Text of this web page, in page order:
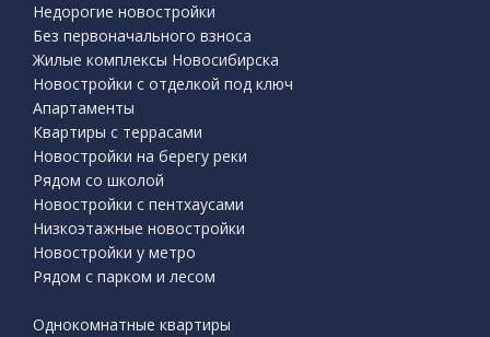
Недорогие новостройки
Без первоначального взноса
Жилые комплексы Новосибирска
Новостройки с отделкой под ключ
Апартаменты
Квартиры с террасами
Новостройки на берегу реки
Рядом со школой
Новостройки с пентхаусами
Низкоэтажные новостройки
Новостройки у метро
Рядом с парком и лесом
Однокомнатные квартиры